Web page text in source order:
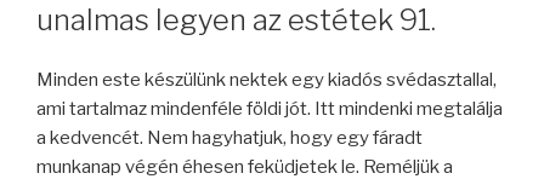
unalmas legyen az estétek 91.
Minden este készülünk nektek egy kiadós svédasztallal,
ami tartalmaz mindenféle földi jót. Itt mindenki megtalálja
a kedvencét. Nem hagyhatjuk, hogy egy fáradt
munkanap végén éhesen feküdjetek le. Reméljük a